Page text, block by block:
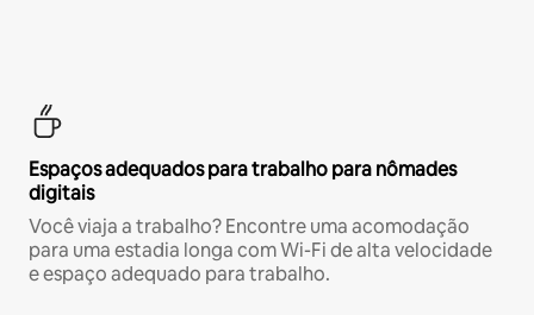
Espaços adequados para trabalho para nômades
digitais
Você viaja a trabalho? Encontre uma acomodação
para uma estadia longa com Wi-Fi de alta velocidade
e espaço adequado para trabalho.